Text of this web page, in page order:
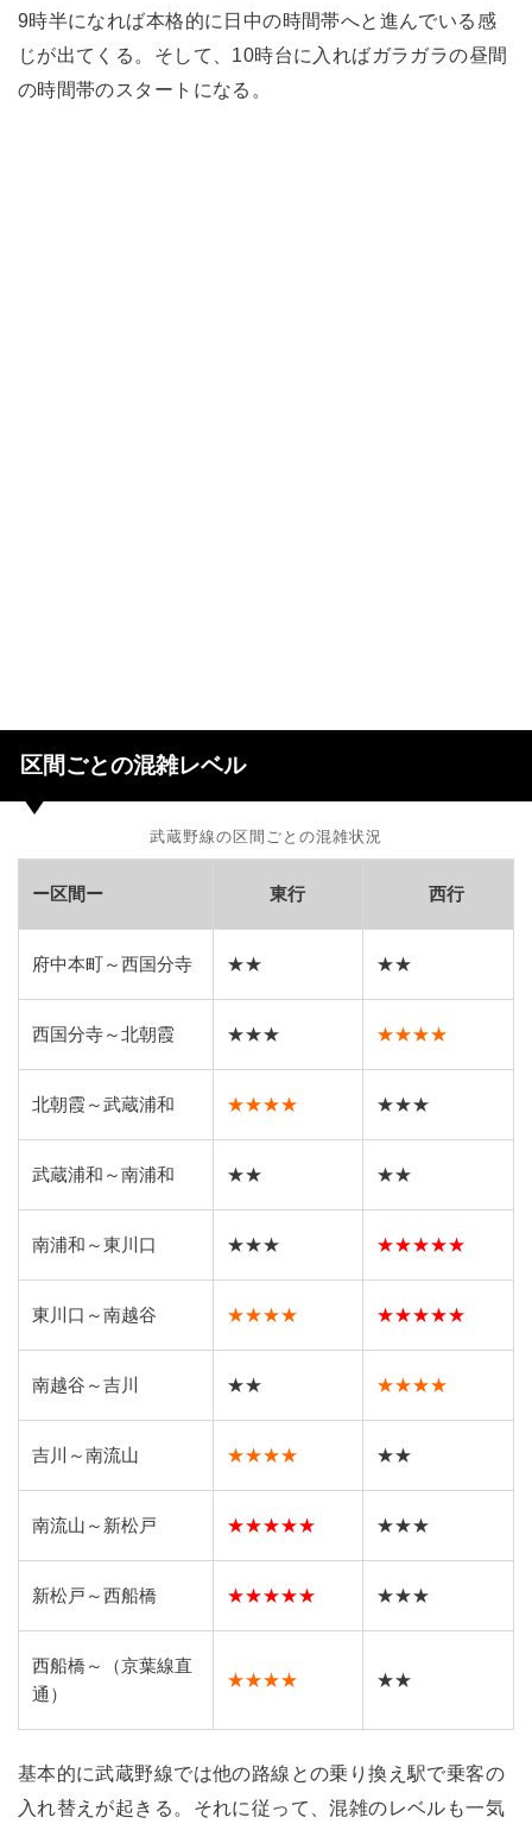
9時半になれば本格的に日中の時間帯へと進んでいる感
じが出てくる。そして、10時台に入ればガラガラの昼間
の時間帯のスタートになる。
区間ごとの混雑レベル
武蔵野線の区間ごとの混雑状況
ー区間ー 東行 西行
府中本町～西国分寺 ★★ ★★
西国分寺～北朝霞 ★★★ ★★★★
北朝霞～武蔵浦和 ★★★★ ★★★
武蔵浦和～南浦和 ★★ ★★
南浦和～東川口 ★★★ ★★★★★
東川口～南越谷 ★★★★ ★★★★★
南越谷～吉川 ★★ ★★★★
吉川～南流山 ★★★★ ★★
南流山～新松戸 ★★★★★ ★★★
新松戸～西船橋 ★★★★★ ★★★
西船橋～（京葉線直
通）
★★★★ ★★
基本的に武蔵野線では他の路線との乗り換え駅で乗客の
入れ替えが起きる。それに従って、混雑のレベルも一気